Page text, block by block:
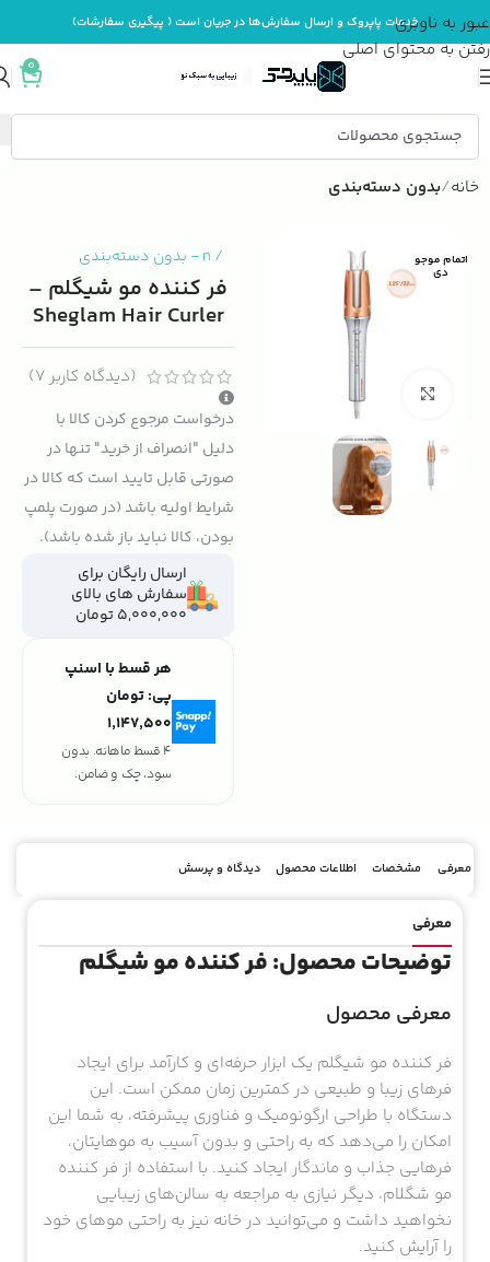
عبور به ناوبری
رفتن به محتوای اصلی
خدمات پاپروک و ارسال سفارش‌ها در جریان است ( پیگیری سفارشات)
0
خانه بدون دسته‌بندی
اتمام موجو
دی
بزرگنمایی تصویر
/
n
- بدون دسته‌بندی
فر کننده مو شیگلم –
Sheglam Hair Curler
(دیدگاه کاربر 7
)
درخواست مرجوع کردن کالا با
دلیل "انصراف از خرید" تنها در
صورتی قابل تایید است که کالا در
شرایط اولیه باشد (در صورت پلمپ
بودن، کالا نباید باز شده باشد).
ارسال رایگان برای
سفارش های بالای
5,000,000 تومان
هر قسط با اسنپ
پی:تومان
۱٬۱۴۷٬۵۰۰
4 قسط ماهانه. بدون
سود، چک و ضامن.
معرفی مشخصات اطلاعات محصول دیدگاه و پرسش
معرفی
توضیحات محصول: فر کننده مو شیگلم
معرفی محصول
فر کننده مو شیگلم یک ابزار حرفه‌ای و کارآمد برای ایجاد
فرهای زیبا و طبیعی در کمترین زمان ممکن است. این
دستگاه با طراحی ارگونومیک و فناوری پیشرفته، به شما این
امکان را می‌دهد که به راحتی و بدون آسیب به موهایتان،
فرهایی جذاب و ماندگار ایجاد کنید. با استفاده از فر کننده
مو شگلام، دیگر نیازی به مراجعه به سالن‌های زیبایی
نخواهید داشت و می‌توانید در خانه نیز به راحتی موهای خود
را آرایش کنید.